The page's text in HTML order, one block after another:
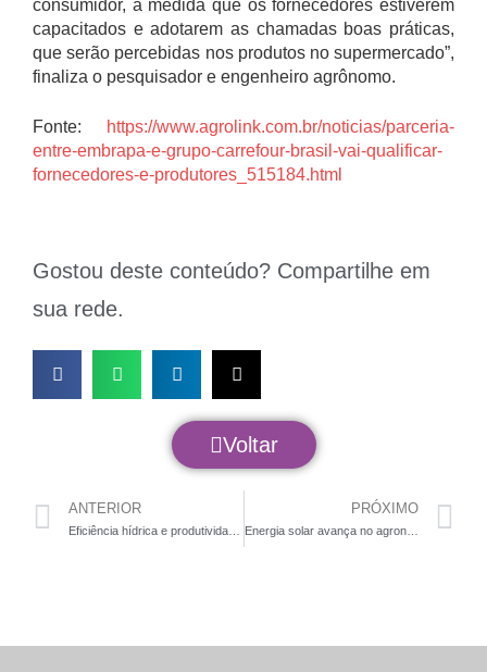
consumidor, à medida que os fornecedores estiverem
capacitados e adotarem as chamadas boas práticas,
que serão percebidas nos produtos no supermercado”,
finaliza o pesquisador e engenheiro agrônomo.
Fonte:
https://www.agrolink.com.br/noticias/parceria-
entre-embrapa-e-grupo-carrefour-brasil-vai-qualificar-
fornecedores-e-produtores_515184.html
Gostou deste conteúdo? Compartilhe em
sua rede.
Voltar
ANTERIOR PRÓXIMO
Energia solar avança no agronegócio e se consolida como ferramenta estratégica